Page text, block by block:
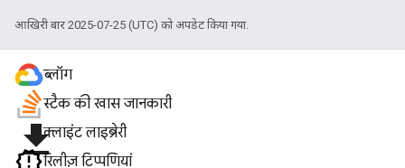
आखिरी बार 2025-07-25 (UTC) को अपडेट किया गया.
ब्लॉग
स्टैक की खास जानकारी
file_downloadक्लाइंट लाइब्रेरी
रिलीज़ टिप्पणियां